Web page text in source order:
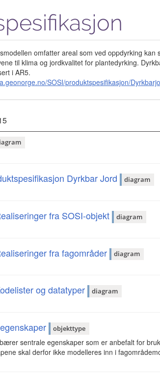
omfatter areal som ved oppdyrking
til klima og jordkvalitet for plantedyrking.
i AR5.
SOSI/produktspesifikasjon/
Dyrkbar Jord diagram
fra SOSI-objekt diagram
fra fagområder diagram
og datatyper diagram
objekttype
sentrale egenskaper som er anbefalt for
skal derfor ikke modelleres inn i